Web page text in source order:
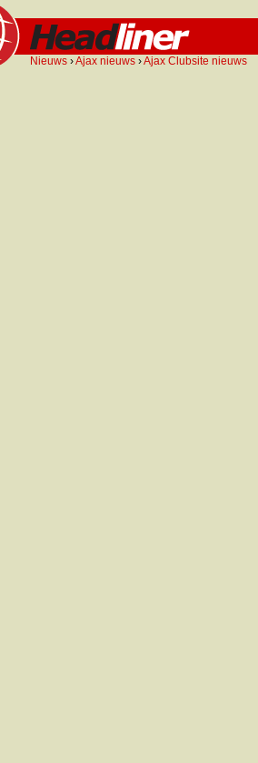
Nieuws ›Ajax nieuws ›Ajax Clubsite nieuws